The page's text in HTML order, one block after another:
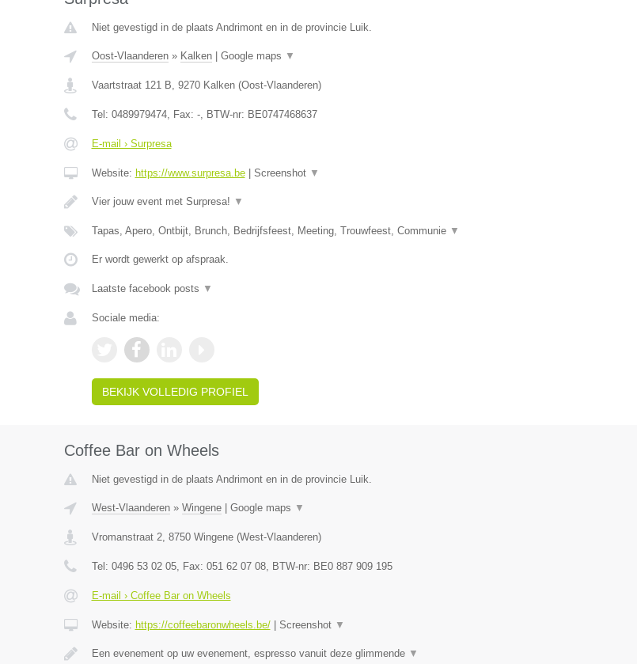
Niet gevestigd in de plaats Andrimont en in de provincie Luik.
Oost-Vlaanderen» Kalken| Google maps ▼
Vaartstraat 121 B, 9270 Kalken(Oost-Vlaanderen)
Tel: 0489979474, Fax: -, BTW-nr: BE0747468637
E-mail › Surpresa
Website: https://www.surpresa.be| Screenshot ▼
Vier jouw event met Surpresa! ▼
Tapas, Apero, Ontbijt, Brunch, Bedrijfsfeest, Meeting, Trouwfeest, Communie ▼
Er wordt gewerkt op afspraak.
Laatste facebook posts ▼
Sociale media:
BEKIJK VOLLEDIG PROFIEL
Coffee Bar on Wheels
Niet gevestigd in de plaats Andrimont en in de provincie Luik.
West-Vlaanderen» Wingene| Google maps ▼
Vromanstraat 2, 8750 Wingene(West-Vlaanderen)
Tel: 0496 53 02 05, Fax: 051 62 07 08, BTW-nr: BE0 887 909 195
E-mail › Coffee Bar on Wheels
Website: https://coffeebaronwheels.be/| Screenshot ▼
Een evenement op uw evenement, espresso vanuit deze glimmende ▼